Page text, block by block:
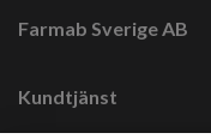
Farmab Sverige AB
Kundtjänst